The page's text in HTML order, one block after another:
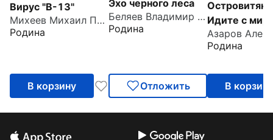
Вирус "В-13"
Михеев Михаил Петрович
Родина
В корзину
Эхо черного леса
Беляев Владимир Павлович
Родина
Отложить
Идите с
Родина
В корзину